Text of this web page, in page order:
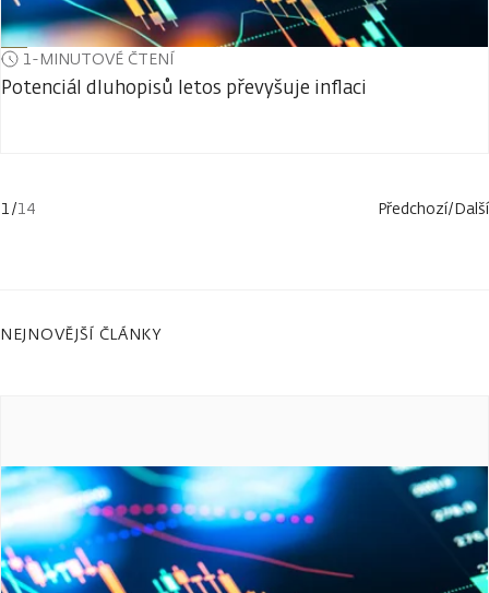
1-MINUTOVÉ ČTENÍ
Potenciál dluhopisů letos převyšuje inflaci
1/14 Předchozí/Další
NEJNOVĚJŠÍ ČLÁNKY